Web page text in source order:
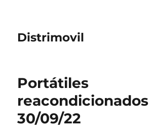
Distrimovil
Portátiles
reacondicionados
30/09/22